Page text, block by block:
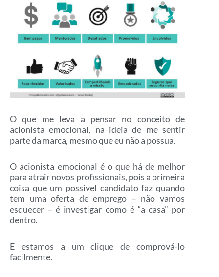
O que me leva a pensar no conceito de
acionista emocional, na ideia de me sentir
parte da marca, mesmo que eu não a possua.
O acionista emocional é o que há de melhor
para atrair novos profissionais, pois a primeira
coisa que um possível candidato faz quando
tem uma oferta de emprego – não vamos
esquecer – é investigar como é “a casa” por
dentro.
E estamos a um clique de comprová-lo
facilmente.